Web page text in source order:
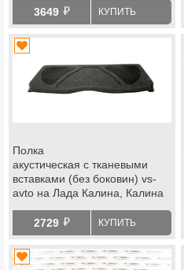
3649 й КУПИТЬ
Полка
акустическая с тканевыми
вставками (без боковин) vs-
avto на Лада Калина, Калина
2729 й КУПИТЬ